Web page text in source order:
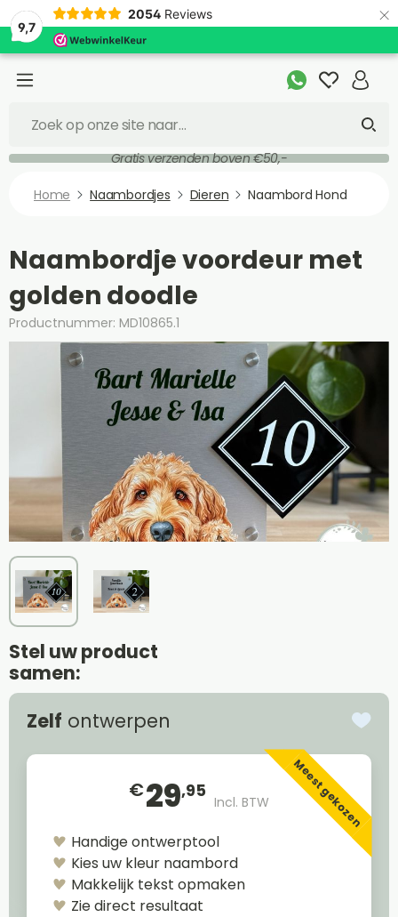
9,7
2054 Reviews ×
Gratis verzenden boven €50,-
Home Naambordjes Dieren Naambord Hond
Naambordje voordeur met
golden doodle
Productnummer: MD10865.1
Stel uw product
samen:
Zelf ontwerpen
€29,95
Incl. BTW Meest gekozen
Handige ontwerptool
Kies uw kleur naambord
Makkelijk tekst opmaken
Zie direct resultaat